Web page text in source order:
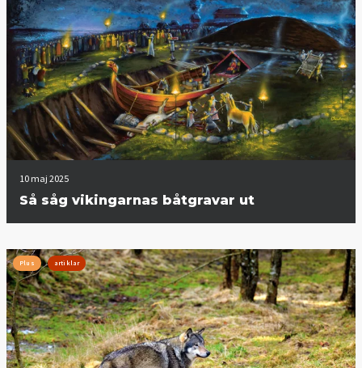
10 maj 2025
Så såg vikingarnas båtgravar ut
Plus artiklar